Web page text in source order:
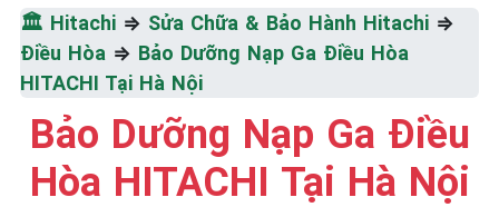
Thiểu
☎️ 09.86.85.89.22
🏛️ Hitachi ⇒ Sửa Chữa & Bảo Hành Hitachi ⇒
Điều Hòa ⇒ Bảo Dưỡng Nạp Ga Điều Hòa
HITACHI Tại Hà Nội
Bảo Dưỡng Nạp Ga Điều
Hòa HITACHI Tại Hà Nội